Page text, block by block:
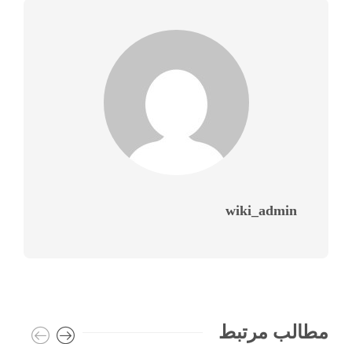
wiki_admin
مطالب مرتبط